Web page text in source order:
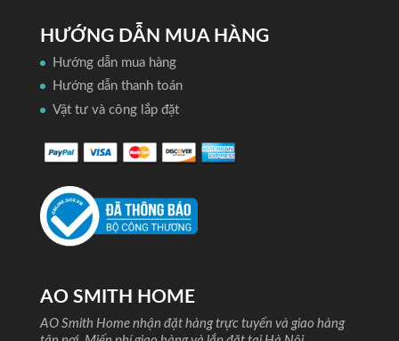
HƯỚNG DẪN MUA HÀNG
Hướng dẫn mua hàng
Hướng dẫn thanh toán
Vật tư và công lắp đặt
AO SMITH HOME
AO Smith Home nhận đặt hàng trực tuyến và giao hàng